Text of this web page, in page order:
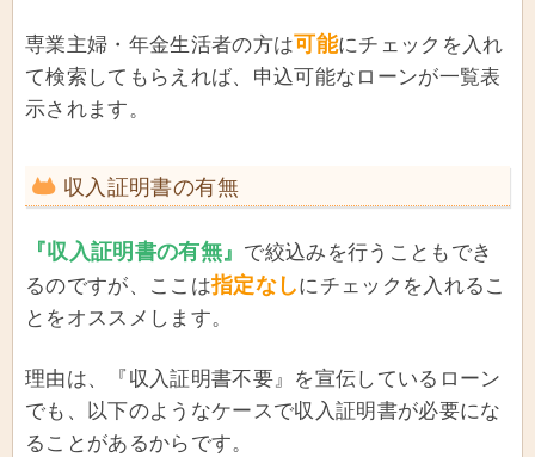
専業主婦・年金生活者の方は可能にチェックを入れ
て検索してもらえれば、申込可能なローンが一覧表
示されます。
収入証明書の有無
『収入証明書の有無』 で絞込みを行うこともでき
るのですが、ここは指定なしにチェックを入れるこ
とをオススメします。
理由は、『収入証明書不要』を宣伝しているローン
でも、以下のようなケースで収入証明書が必要にな
ることがあるからです。